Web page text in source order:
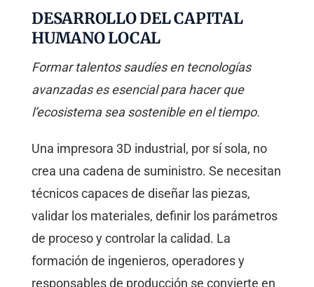
DESARROLLO DEL CAPITAL
HUMANO LOCAL
Formar talentos saudíes en tecnologías
avanzadas es esencial para hacer que
l’ecosistema sea sostenible en el tiempo.
Una impresora 3D industrial, por sí sola, no
crea una cadena de suministro. Se necesitan
técnicos capaces de diseñar las piezas,
validar los materiales, definir los parámetros
de proceso y controlar la calidad. La
formación de ingenieros, operadores y
responsables de producción se convierte en